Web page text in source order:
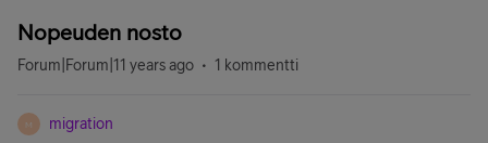
Nopeuden nosto
Forum|Forum|11 years ago 1 kommentti
M migration